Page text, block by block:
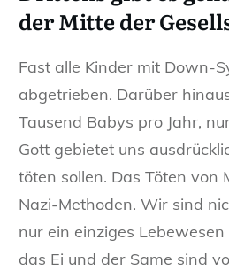
der Mitte der
Fast alle Kinder mit Down-
abgetrieben. Darüber
Tausend Babys pro Jahr,
Gott gebietet uns
töten sollen. Das Töten von
Nazi-Methoden. Wir sind
nur ein einziges
das Ei und der Same sind